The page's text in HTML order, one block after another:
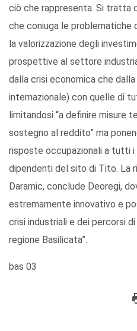
ciò che rappresenta. Si tratta
che coniuga le
la valorizzazione degli
prospettive al settore
dalla crisi economica che
internazionale) con quelle di
limitandosi “a definire misure
sostegno al reddito” ma
risposte occupazionali a tutti i
dipendenti del sito di Tito. La
Daramic, conclude Deoregi,
estremamente innovativo e
crisi industriali e dei percorsi
regione Basilicata”.
bas 03